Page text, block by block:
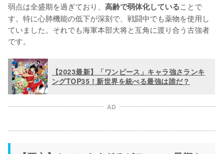
弱点は全盛期を過ぎており、 高齢で弱体化していることで
す。特に心肺機能の低下が深刻で、戦闘中でも薬物を使用し
ていました。それでも海軍本部大将と互角に渡り合う古強者
です。
【2023最新】「ワンピース」キャラ強さランキ
ングTOP35！新世界を統べる最強は誰だ？
AD